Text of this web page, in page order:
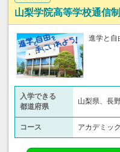
山梨学院高等学校通信
進学と自
入学できる
都道府県
山梨県、長
コース アカデミッ